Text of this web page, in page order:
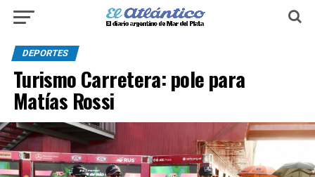
DEPORTES
Turismo Carretera: pole para
Matías Rossi